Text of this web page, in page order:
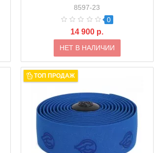
8597-23
0
14 900 р.
НЕТ В НАЛИЧИИ
ТОП ПРОДАЖ